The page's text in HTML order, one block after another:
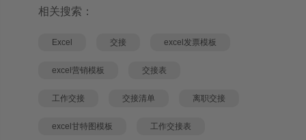
相关搜索：
Excel 交接 excel发票模板
excel营销模板 交接表
工作交接 交接清单 离职交接
excel甘特图模板 工作交接表